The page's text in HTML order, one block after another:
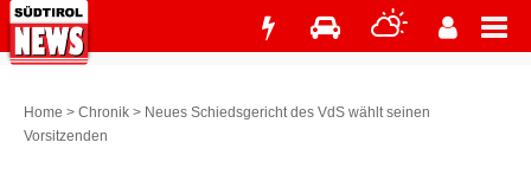
Home > Chronik > Neues Schiedsgericht des VdS wählt seinen
Vorsitzenden